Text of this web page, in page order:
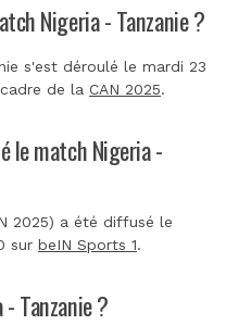
Nigeria - Tanzanie ?
s'est déroulé le mardi 23
de la CAN 2025.
le match Nigeria -
2025) a été diffusé le
sur beIN Sports 1.
Tanzanie ?